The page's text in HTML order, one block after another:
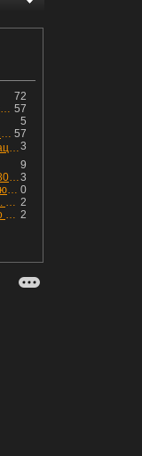
72
57
10 млн р на счету сделали меня счастливым? Ожидание vs Реальность!
5
57
Почему стратегия Евгения Черных приведет вас к убыткам в 2026 году
3
👌 Вместо вкладов: лучшие облигации — только супер надёжные
9
3
Лучшие бумаги недели. Выпуск 780 – обновления для пятницы
0
🎥Что случилось с портфелем в июле - честный разбор / Инвестировать Просто
2
Мой портфель акций на 7 августа. Покупки активов и реинвестирование дивидендов. Создание пассивного дохода
2
Сбер, ВТБ и ДОМ РФ: акции какого банка топ, а чьи акции 💩?